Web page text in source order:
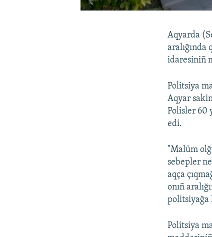
Aqyarda
idaresiniñ
Politsiya
Aqyar
Polisler 60
edi.
"Malüm
sebepler
aqça
onıñ
politsiyağa
Politsiya